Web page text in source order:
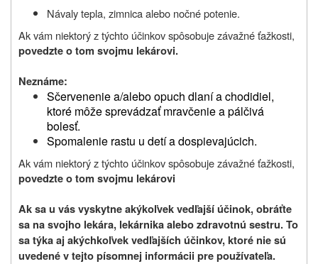
Návaly tepla, zimnica alebo nočné potenie.
Ak vám niektorý z týchto účinkov spôsobuje závažné ťažkosti,
povedzte o tom svojmu lekárovi.
Neznáme:
Sčervenenie a/alebo opuch dlaní a chodidiel,
ktoré môže sprevádzať mravčenie a pálčivá
bolesť.
Spomalenie rastu u detí a dospievajúcich.
Ak vám niektorý z týchto účinkov spôsobuje závažné ťažkosti,
povedzte o tom svojmu lekárovi
Ak sa u vás vyskytne akýkoľvek vedľajší účinok, obráťte
sa na svojho lekára, lekárnika alebo zdravotnú sestru. To
sa týka aj akýchkoľvek vedľajších účinkov, ktoré nie sú
uvedené v tejto písomnej informácii pre používateľa.